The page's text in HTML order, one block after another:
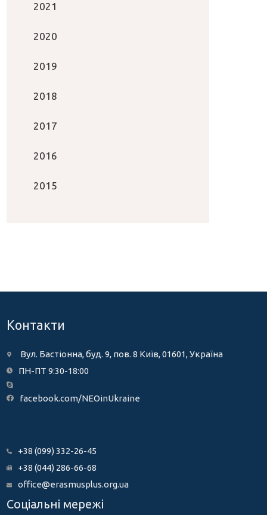
2021
2020
2019
2018
2017
2016
2015
Контакти
Вул. Бастіонна, буд. 9, пов. 8 Київ, 01601, Україна
ПН-ПТ 9:30-18:00
facebook.com/NEOinUkraine
+38 (099) 332-26-45
+38 (044) 286-66-68
office@erasmusplus.org.ua
Соціальні мережі